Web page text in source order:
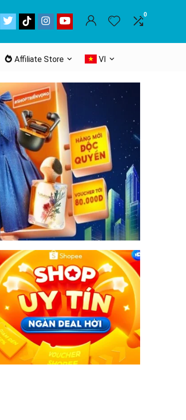
0
Affiliate Store VI